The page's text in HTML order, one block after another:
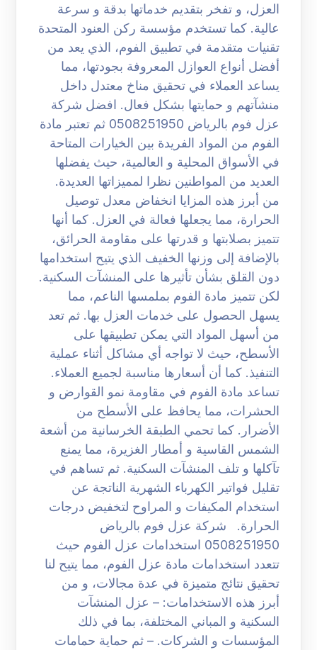
العزل، و تفخر بتقديم خدماتها بدقة و سرعة
عالية. كما تستخدم مؤسسة ركن العنود المتحدة
تقنيات متقدمة في تطبيق الفوم، الذي يعد من
أفضل أنواع العوازل المعروفة بجودتها، مما
يساعد العملاء في تحقيق مناخ معتدل داخل
منشآتهم و حمايتها بشكل فعال. افضل شركة
عزل فوم بالرياض 0508251950 ثم تعتبر مادة
الفوم من المواد الفريدة بين الخيارات المتاحة
في الأسواق المحلية و العالمية، حيث يفضلها
العديد من المواطنين نظرا لمميزاتها العديدة.
من أبرز هذه المزايا انخفاض معدل توصيل
الحرارة، مما يجعلها فعالة في العزل. كما أنها
تتميز بصلابتها و قدرتها على مقاومة الحرائق،
بالإضافة إلى وزنها الخفيف الذي يتيح استخدامها
دون القلق بشأن تأثيرها على المنشآت السكنية.
لكن تتميز مادة الفوم بملمسها الناعم، مما
يسهل الحصول على خدمات العزل بها. ثم تعد
من أسهل المواد التي يمكن تطبيقها على
الأسطح، حيث لا تواجه أي مشاكل أثناء عملية
التنفيذ. كما أن أسعارها مناسبة لجميع العملاء.
تساعد مادة الفوم في مقاومة نمو القوارض و
الحشرات، مما يحافظ على الأسطح من
الأضرار. كما تحمي الطبقة الخرسانية من أشعة
الشمس القاسية و أمطار الغزيرة، مما يمنع
تآكلها و تلف المنشآت السكنية. ثم تساهم في
تقليل فواتير الكهرباء الشهرية الناتجة عن
استخدام المكيفات و المراوح لتخفيض درجات
الحرارة. شركة عزل فوم بالرياض
0508251950 استخدامات عزل الفوم حيث
تتعدد استخدامات مادة عزل الفوم، مما يتيح لنا
تحقيق نتائج متميزة في عدة مجالات، و من
أبرز هذه الاستخدامات: – عزل المنشآت
السكنية و المباني المختلفة، بما في ذلك
المؤسسات و الشركات. – ثم حماية حمامات